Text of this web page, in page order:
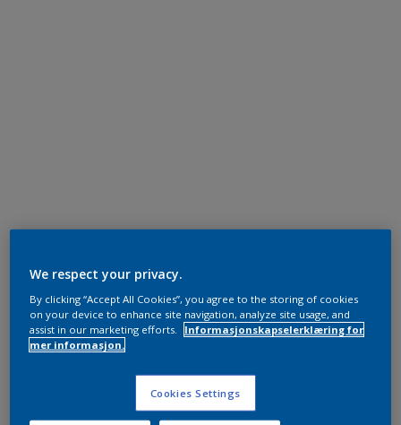
We respect your privacy.
By clicking “Accept All Cookies”, you agree to the storing of cookies
on your device to enhance site navigation, analyze site usage, and
assist in our marketing efforts.
Informasjonskapselerklæring for
mer informasjon.
Cookies Settings